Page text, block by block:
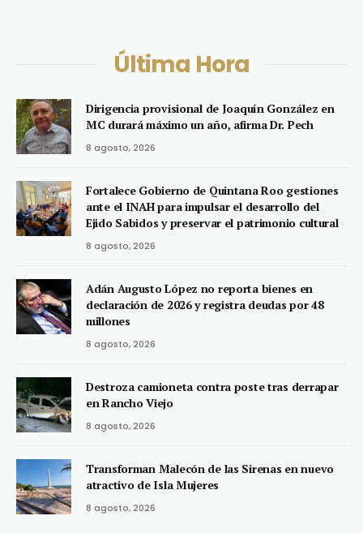
Última Hora
Dirigencia provisional de Joaquín González en
MC durará máximo un año, afirma Dr. Pech
8 agosto, 2026
Fortalece Gobierno de Quintana Roo gestiones
ante el INAH para impulsar el desarrollo del
Ejido Sabidos y preservar el patrimonio cultural
8 agosto, 2026
Adán Augusto López no reporta bienes en
declaración de 2026 y registra deudas por 48
millones
8 agosto, 2026
Destroza camioneta contra poste tras derrapar
en Rancho Viejo
8 agosto, 2026
Transforman Malecón de las Sirenas en nuevo
atractivo de Isla Mujeres
8 agosto, 2026